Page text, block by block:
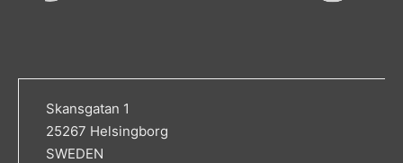
Skansgatan 1
25267 Helsingborg
SWEDEN